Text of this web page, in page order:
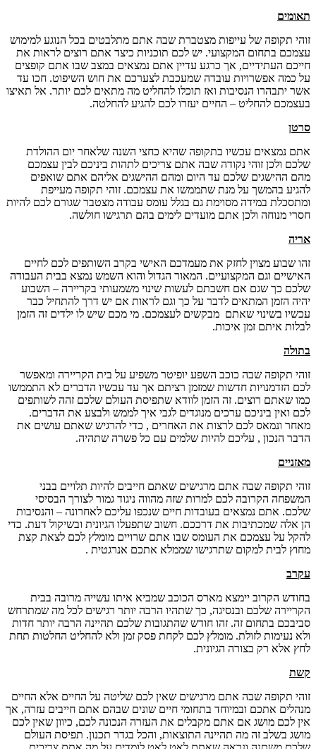
תאומים
זוהי תקופה של עייפות מצטברת שבה אתם מתלבטים בכל הנוגע למימוש
עצמכם בתחום המקצועי. יש לכם תוכניות כיצד אתם רוצים לראות את
חייכם העתידיים, אך כרגע עדיין אתם נמצאים במצב שבו אתם קופצים
על כמה אפשרויות עובדה שמעכבת לצערכם את חוש השיפוט. חכו עד
אשר יתבהרו הנסיבות ואז תוכלו להחליט מה מתאים לכם יותר. אל תאיצו
בעצמכם להחליט – החיים יעזרו לכם להגיע להחלטה.
סרטן
אתם נמצאים עכשיו בתקופה שהיא כחצי השנה שלאחר יום ההולדת
שלכם ולכן זוהי נקודה שבה אתם צריכים לתהות ביניכם לבין עצמכם
מהם ההישגים שלכם עד היום ומהם ההישגים אליהם אתם שואפים
להגיע בהמשך על מנת שתממשו את עצמכם. זוהי תקופה מעייפת
ומתסכלת במידה מסוימת גם בגלל עומס עבודה מצטבר שגורם לכם להיות
חסרי מנוחה ולכן אתם מועדים לימים בהם תרגישו חולשה.
אריה
זהו שבוע מצוין לחזק את מעמדכם האישי בקרב השותפים לכם לחיים
האישיים וגם המקצועיים. המאור הגדול והוא השמש נמצא בבית העבודה
שלכם כך שגם אם חשבתם לעשות שינוי משמעותי בקריירה – השבוע
יהיה הזמן המתאים לדבר על כך וגם לראות אם יש דרך להתחיל כבר
עכשיו בשינוי שאתם מבקשים לעצמכם. מי מכם שיש לו ילדים זה הזמן
לבלות איתם זמן איכות.
בתולה
זוהי תקופה שבה כוכב השפע יופיטר משפיע על בית הקריירה ומאפשר
לכם הזדמנויות חדשות שמזמן רציתם אך עד עכשיו הדברים לא התממשו
כמו שאתם רוצים. זה הזמן לוודא שתפיסת העולם שלכם זהה לשותפים
לכם ואין ביניכם ערכים מנוגדים לגבי איך לממש ולבצע את הדברים.
מאחר ונמאס לכם לרצות את האחרים , כדי להרגיש שאתם עושים את
הדבר הנכון , עליכם להיות שלמים עם כל פשרה שתהיה.
מאזניים
זוהי תקופה שבה אתם מרגישים שאתם חייבים להיות תלויים בבני
המשפחה הקרובה לכם למרות שזה מהווה ניגוד גמור לצורך הבסיסי
שלכם. אתם נמצאים בעובדות חיים שנכפו עליכם לאחרונה – והנסיבות
הן אלה שמכתיבות את דרככם. חשוב שתפעלו הגיונית ובשיקול דעת. כדי
להקל על עצמכם את העומס שבו אתם שרויים מומלץ לכם לצאת קצת
מחוץ לבית למקום שתרגישו שממלא אתכם אנרגטית .
עקרב
בחודש הקרוב יימצא מארס הכוכב שמביא איתו עשייה מרובה בבית
הקריירה שלכם ובנסיגה, כך שתהיו הרבה יותר רגישים לכל מה שמתרחש
סביבכם בתחום זה. זהו חודש שהתגובות שלכם תהיינה הרבה יותר חדות
ולא נעימות לזולת. מומלץ לכם לקחת פסק זמן ולא להחליט החלטות תחת
לחץ אלא רק בצורה הגיונית.
קשת
זוהי תקופה שבה אתם מרגישים שאין לכם שליטה על החיים אלא החיים
מנהלים אתכם ובמיוחד בתחומי חיים שונים שבהם אתם חייבים עזרה, אך
אין לכם מושג אם אתם מקבלים את העזרה הנכונה לכם, כיוון שאין לכם
מושג בשלב זה מה תהיינה התוצאות, והכל בגדר תכנון. תפיסת העולם